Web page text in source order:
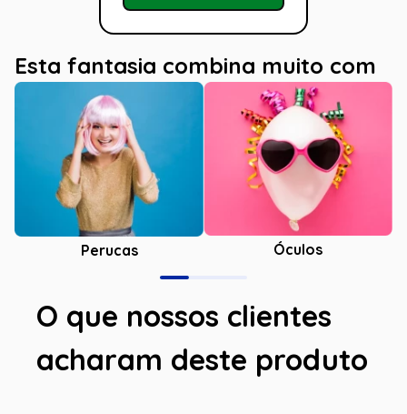
Esta fantasia combina muito com
Perucas Óculos
O que nossos clientes
acharam deste produto